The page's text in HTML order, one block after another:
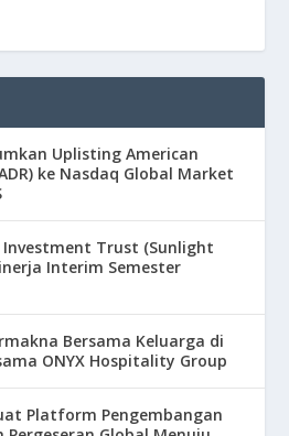
Uplisting American
ke Nasdaq Global Market
Trust (Sunlight
Interim Semester
Bersama Keluarga di
ONYX Hospitality Group
Platform Pengembangan